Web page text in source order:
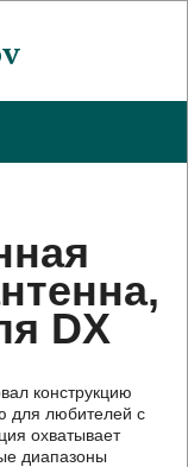
DX
конструкцию
для любителей с
охватывает
диапазоны